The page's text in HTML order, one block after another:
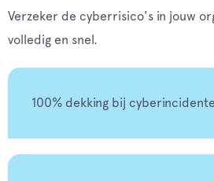
Verzeker de cyberrisico's in jouw
volledig en snel.
100% dekking bij